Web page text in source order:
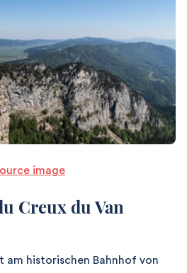
image
Creux du Van
am historischen Bahnhof von